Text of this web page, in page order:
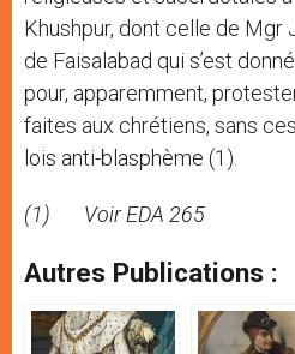
Khushpur, dont celle de Mgr
de Faisalabad qui s’est
pour, apparemment,
faites aux chrétiens, sans
lois anti-blasphème (1).
(1) Voir EDA 265
Autres Publications :